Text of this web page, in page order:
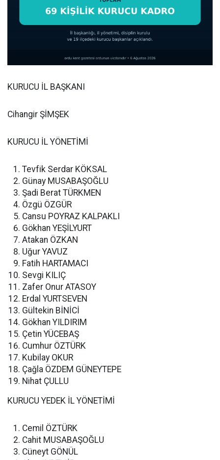
KURUCU İL BAŞKANI
Cihangir ŞİMŞEK
KURUCU İL YÖNETİMİ
Tevfik Serdar KÖKSAL
Günay MUSABAŞOĞLU
Şadi Berat TÜRKMEN
Özgü ÖZGÜR
Cansu POYRAZ KALPAKLI
Gökhan YEŞİLYURT
Atakan ÖZKAN
Uğur YAVUZ
Fatih HARTAMACI
Sevgi KILIÇ
Zafer Onur ATASOY
Erdal YURTSEVEN
Gültekin BİNİCİ
Gökhan YILDIRIM
Çetin YÜCEBAŞ
Cumhur ÖZTÜRK
Kubilay OKUR
Çağla ÖZDEM GÜNEYTEPE
Nihat ÇULLU
KURUCU YEDEK İL YÖNETİMİ
Cemil ÖZTÜRK
Cahit MUSABAŞOĞLU
Cüneyt GÖNÜL